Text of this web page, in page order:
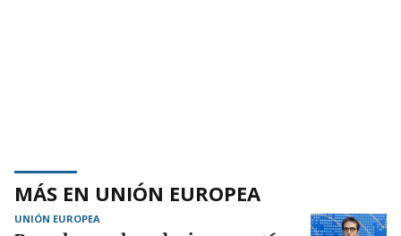
MÁS EN UNIÓN EUROPEA
UNIÓN EUROPEA